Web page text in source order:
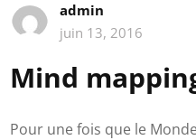
admin
juin 13, 2016
Mind
Pour une fois que le